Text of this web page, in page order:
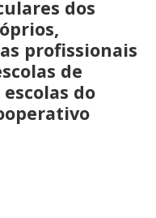
dos
profissionais
de
do